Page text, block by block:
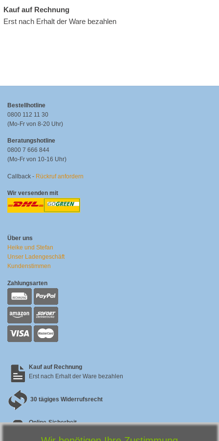
Kauf auf Rechnung
Erst nach Erhalt der Ware bezahlen
Bestellhotline
0800 112 11 30
(Mo-Fr von 8-20 Uhr)
Beratungshotline
0800 7 666 844
(Mo-Fr von 10-16 Uhr)
Callback - Rückruf anfordern
Wir versenden mit
Über uns
Heike und Stefan
Unser Ladengeschäft
Kundenstimmen
Zahlungsarten
Kauf auf Rechnung
Erst nach Erhalt der Ware bezahlen
30 tägiges Widerrufsrecht
Online-Sicherheit